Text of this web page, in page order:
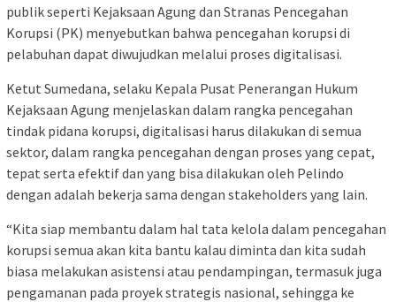
publik seperti Kejaksaan Agung dan Stranas Pencegahan
Korupsi (PK) menyebutkan bahwa pencegahan korupsi di
pelabuhan dapat diwujudkan melalui proses digitalisasi.
Ketut Sumedana, selaku Kepala Pusat Penerangan Hukum
Kejaksaan Agung menjelaskan dalam rangka pencegahan
tindak pidana korupsi, digitalisasi harus dilakukan di semua
sektor, dalam rangka pencegahan dengan proses yang cepat,
tepat serta efektif dan yang bisa dilakukan oleh Pelindo
dengan adalah bekerja sama dengan stakeholders yang lain.
“Kita siap membantu dalam hal tata kelola dalam pencegahan
korupsi semua akan kita bantu kalau diminta dan kita sudah
biasa melakukan asistensi atau pendampingan, termasuk juga
pengamanan pada proyek strategis nasional, sehingga ke